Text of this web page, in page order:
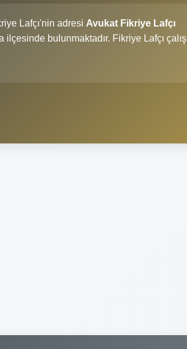
Lafçı'nin adresi Avukat Fikriye Lafçı
ilçesinde bulunmaktadır. Fikriye Lafçı